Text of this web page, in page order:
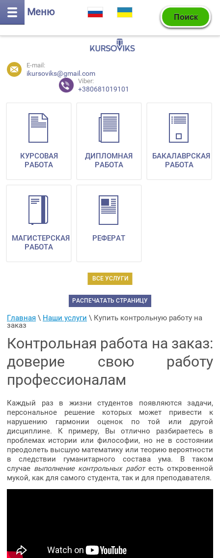
Меню
E-mail:
ikursoviks@gmail.com
Viber:
+380681019101
ВСЕ УСЛУГИ
КУРСОВАЯ
РАБОТА
ДИПЛОМНАЯ
РАБОТА
БАКАЛАВРСКАЯ
РАБОТА
МАГИСТЕРСКАЯ
РАБОТА
РЕФЕРАТ
РАСПЕЧАТАТЬ СТРАНИЦУ
Главная \ Наши услуги \ Купить контрольную работу на
заказ
Контрольная работа на заказ:
доверие свою работу
профессионалам
Каждый раз в жизни студентов появляются задачи,
персональное решение которых может привести к
нарушению гармонии оценок по той или другой
дисциплине. К примеру, Вы отлично разбираетесь в
проблемах истории или философии, но не в состоянии
преодолеть высшую математику или теорию вероятности
в следствии гуманитарного состава ума. В таком
случае выполнение контрольных работесть откровенной
мукой, как для самого студента, так и для преподавателя.